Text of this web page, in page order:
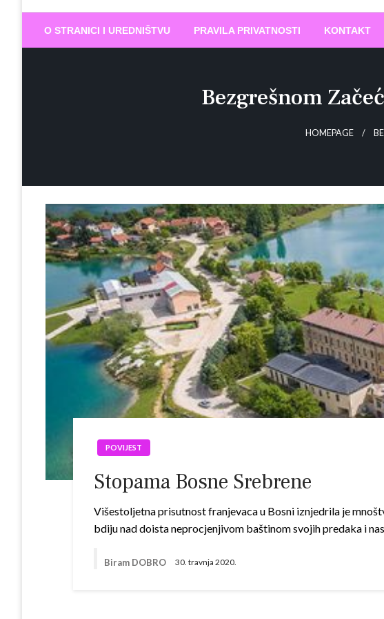
Biram DOBRO
O STRANICI I UREDNIŠTVU PRAVILA PRIVATNOSTI KONTAKT
Bezgrešnom
HOMEPAGE
POVIJEST
Stopama Bosne Srebrene
Višestoljetna prisutnost franjevaca u Bosni iznjedrila je
bdiju nad doista neprocjenjivom baštinom svojih predaka i
Biram DOBRO 30. travnja 2020.